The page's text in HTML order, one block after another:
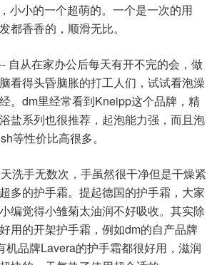
小小的一个超萌的。一个是一次的用
都香香的，顺滑无比。
自从在家办公后每天有开不完的会，做
看得头昏脑胀的打工人们，试试看泡澡
。dm里经常看到Kneipp这个品牌，精
盐系列也很推荐，起泡能力强，而且泡
等性价比高很多。
洗手无数次，手虽然很干净但是干燥紧
多的护手霜。提起德国的护手霜，大家
编觉得小雏菊太油润不好吸收。其实除
用的开架护手霜，例如dm的自产品牌
机品牌Lavera的护手霜都很好用，滋润